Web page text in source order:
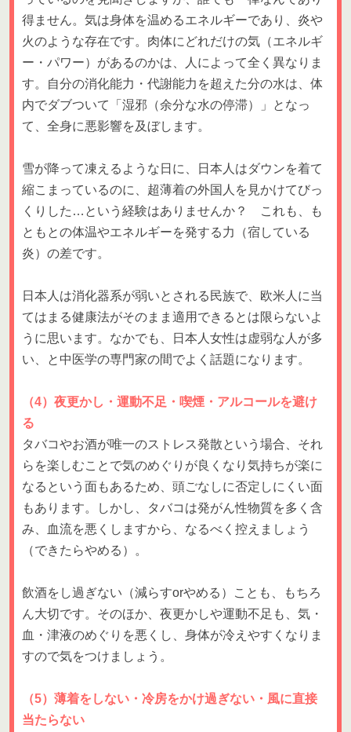
得ません。気は身体を温めるエネルギーであり、炎や
火のような存在です。肉体にどれだけの気（エネルギ
ー・パワー）があるのかは、人によって全く異なりま
す。自分の消化能力・代謝能力を超えた分の水は、体
内でダブついて「湿邪（余分な水の停滞）」となっ
て、全身に悪影響を及ぼします。
雪が降って凍えるような日に、日本人はダウンを着て
縮こまっているのに、超薄着の外国人を見かけてびっ
くりした…という経験はありませんか？ これも、も
ともとの体温やエネルギーを発する力（宿している
炎）の差です。
日本人は消化器系が弱いとされる民族で、欧米人に当
てはまる健康法がそのまま適用できるとは限らないよ
うに思います。なかでも、日本人女性は虚弱な人が多
い、と中医学の専門家の間でよく話題になります。
（4）夜更かし・運動不足・喫煙・アルコールを避け
る
タバコやお酒が唯一のストレス発散という場合、それ
らを楽しむことで気のめぐりが良くなり気持ちが楽に
なるという面もあるため、頭ごなしに否定しにくい面
もあります。しかし、タバコは発がん性物質を多く含
み、血流を悪くしますから、なるべく控えましょう
（できたらやめる）。
飲酒をし過ぎない（減らすorやめる）ことも、もちろ
ん大切です。そのほか、夜更かしや運動不足も、気・
血・津液のめぐりを悪くし、身体が冷えやすくなりま
すので気をつけましょう。
（5）薄着をしない・冷房をかけ過ぎない・風に直接
当たらない